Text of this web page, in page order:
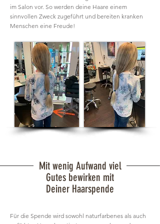
im Salon vor. So werden deine Haare einem
sinnvollen Zweck zugeführt und bereiten kranken
Menschen eine Freude!
Mit wenig Aufwand viel
Gutes bewirken mit
Deiner Haarspende
Für die Spende wird sowohl naturfarbenes als auch